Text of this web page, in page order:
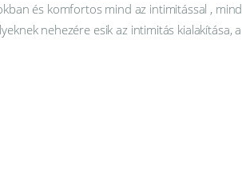
és komfortos mind az intimitással , mind
nehezére esik az intimitás kialakítása, a